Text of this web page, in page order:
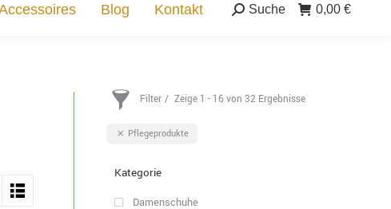
Blog Kontakt Suche:
Suche 0,00 €
Filter Zeige 1 - 16 von 32 Ergebnisse
Pflegeprodukte
Kategorie
Damenschuhe